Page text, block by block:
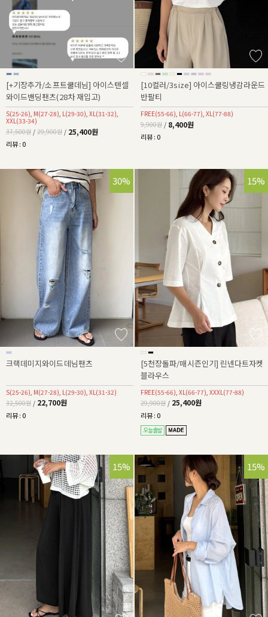
[+기장추가/소프트쿨데님] 아이스텐셀
와이드밴딩팬츠(28차 재입고)
S(25-26), M(27-28), L(29-30), XL(31-32),
XXL(33-34)
37,500원 / 29,900원 / 25,400원
리뷰 : 0
[10컬러/3size] 아이스쿨링냉감라운드
반팔티
FREE(55-66), L(66-77), XL(77-88)
9,900원 / 8,400원
리뷰 : 0
30%
크랙데미지와이드데님팬츠
S(25-26), M(27-28), L(29-30), XL(31-32)
32,500원 / 22,700원
리뷰 : 0
15%
[5천장돌파/매시즌인기] 린넨다트자켓
블라우스
FREE(55-66), XL(66-77), XXXL(77-88)
29,900원 / 25,400원
리뷰 : 0
15% 15%